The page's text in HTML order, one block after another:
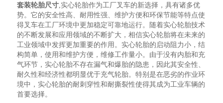
套装轮胎尺寸,实心轮胎作为工厂叉车的新选择，具有诸多优
势。它的安全性高、耐用性强、维护方便和环保节能等特点使
得叉车在工厂环境中更加稳定可靠地运行。随着实心轮胎技术
的不断发展和应用领域的不断扩大，相信实心轮胎将在未来的
工业领域中发挥更加重要的作用。实心轮胎的启动阻力小，结
构简单，使用和维护方便，维修工作量小。由于没有内胎和充
气环节，实心轮胎不存在漏气和爆胎的隐患，因此其安全性、
耐久性和经济性都明显优于充气轮胎。特别是在恶劣的作业环
境中，实心轮胎的耐刺穿性和耐撕裂性使得其成为工业车辆的
首要选择。